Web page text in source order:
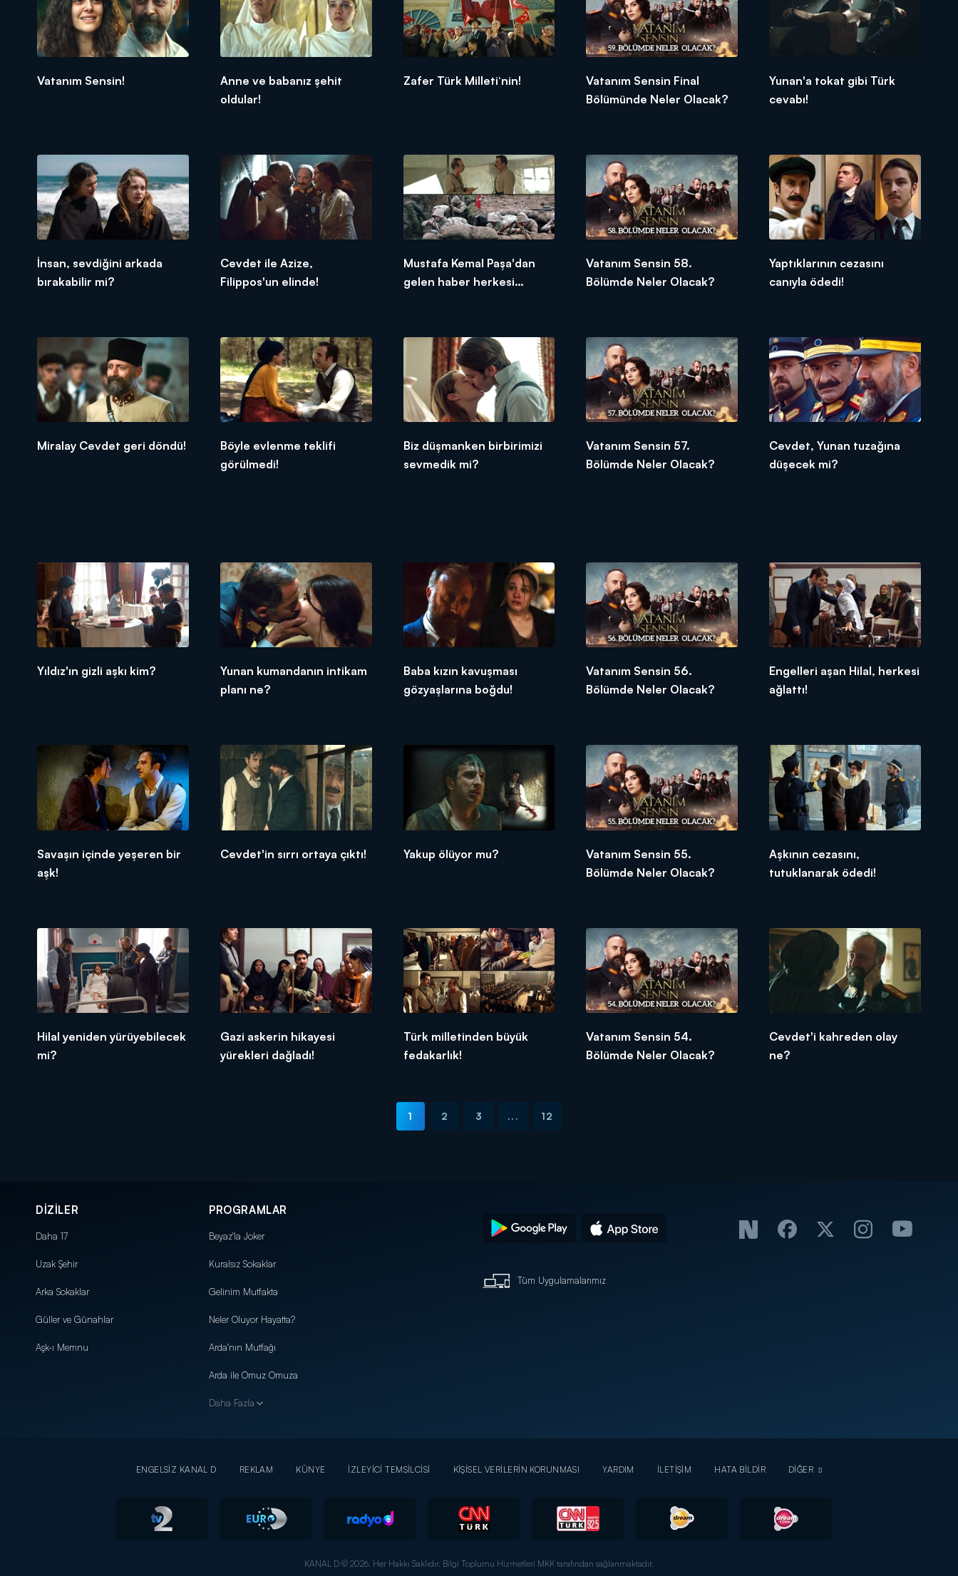
Vatanım Sensin!
Anne ve babanız şehit
oldular!
Zafer Türk Milleti‘nin!
Vatanım Sensin Final
Bölümünde Neler Olacak?
Yunan'a tokat gibi Türk
cevabı!
İnsan, sevdiğini arkada
bırakabilir mi?
Cevdet ile Azize,
Filippos'un elinde!
Mustafa Kemal Paşa'dan
gelen haber herkesi
Vatanım Sensin 58.
Bölümde Neler Olacak?
Yaptıklarının cezasını
canıyla ödedi!
Miralay Cevdet geri döndü!
Böyle evlenme teklifi
görülmedi!
Biz düşmanken birbirimizi
sevmedik mi?
Vatanım Sensin 57.
Bölümde Neler Olacak?
Cevdet, Yunan tuzağına
düşecek mi?
Yıldız'ın gizli aşkı kim?
Yunan kumandanın intikam
planı ne?
Baba kızın kavuşması
gözyaşlarına boğdu!
Vatanım Sensin 56.
Bölümde Neler Olacak?
Engelleri aşan Hilal, herkesi
ağlattı!
Savaşın içinde yeşeren bir
aşk!
Cevdet'in sırrı ortaya çıktı! Yakup ölüyor mu?
Vatanım Sensin 55.
Bölümde Neler Olacak?
Aşkının cezasını,
tutuklanarak ödedi!
Hilal yeniden yürüyebilecek
mi?
Gazi askerin hikayesi
yürekleri dağladı!
Türk milletinden büyük
fedakarlık!
Vatanım Sensin 54.
Bölümde Neler Olacak?
Cevdet'i kahreden olay
ne?
1 2 3 ... 12
DİZİLER
Daha 17
Uzak Şehir
Arka Sokaklar
Güller ve Günahlar
Aşk-ı Memnu
PROGRAMLAR
Beyaz'la Joker
Kuralsız Sokaklar
Gelinim Mutfakta
Neler Oluyor Hayatta?
Arda'nın Mutfağı
Arda ile Omuz Omuza
Daha Fazla
Tüm Uygulamalarımız
ENGELSİZ KANAL D REKLAM KÜNYE İZLEYİCİ TEMSİLCİSİ KİŞİSEL VERİLERİN KORUNMASI YARDIM İLETİŞİM HATA BİLDİR DİĞER
KANAL D © 2026. Her Hakkı Saklıdır. Bilgi Toplumu Hizmetleri MKK tarafından sağlanmaktadır.